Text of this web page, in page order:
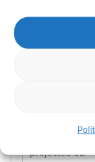
VBA, .NET,
Blocos
projectos 3D